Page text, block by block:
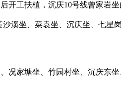
工扶植，沉庆10号线曾家岩
溪坐、菜袁坐、沉庆坐、七星
家塘坐、竹园村坐、沉庆东